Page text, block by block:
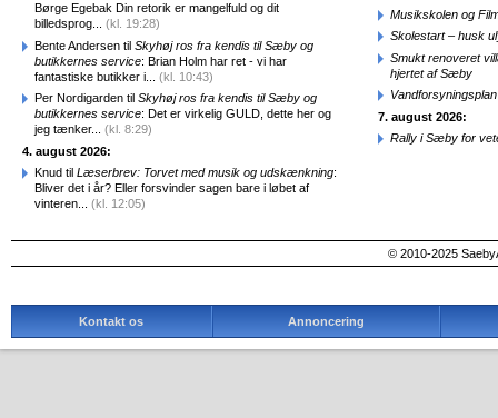
Børge Egebak Din retorik er mangelfuld og dit
billedsprog... (kl. 19:28)
Bente Andersen til Skyhøj ros fra kendis til Sæby og
butikkernes service: Brian Holm har ret - vi har
fantastiske butikker i... (kl. 10:43)
Per Nordigarden til Skyhøj ros fra kendis til Sæby og
butikkernes service: Det er virkelig GULD, dette her og
jeg tænker... (kl. 8:29)
4. august 2026:
Knud til Læserbrev: Torvet med musik og udskænkning:
Bliver det i år? Eller forsvinder sagen bare i løbet af
vinteren... (kl. 12:05)
Musikskolen og
Skolestart – husk
Smukt renoveret
hjertet af Sæby
7. august 2026:
Rally i Sæby for
© 2010-2025
Kontakt os Annoncering